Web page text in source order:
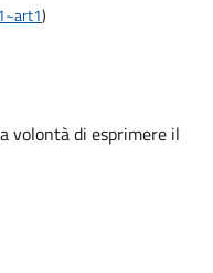
)
volontà di esprimere il